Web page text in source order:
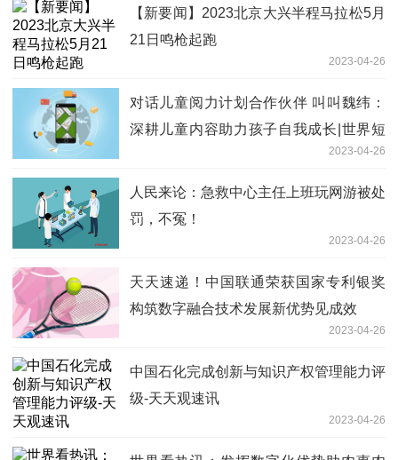
【新要闻】2023北京大兴半程马拉松5月
21日鸣枪起跑
2023-04-26
对话儿童阅力计划合作伙伴 叫叫魏纬：
深耕儿童内容助力孩子自我成长|世界短
2023-04-26
人民来论：急救中心主任上班玩网游被处
罚，不冤！
2023-04-26
天天速递！中国联通荣获国家专利银奖
构筑数字融合技术发展新优势见成效
2023-04-26
中国石化完成创新与知识产权管理能力评
级-天天观速讯
2023-04-26